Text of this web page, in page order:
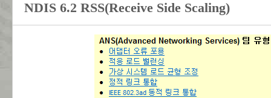
NDIS 6.2 RSS(Receive Side Scaling)